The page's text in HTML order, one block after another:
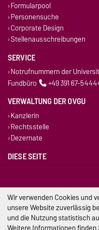
Formularpool
Personensuche
Corporate Design
Stellenausschreibungen
SERVICE
Notrufnummern der
Fundbüro
+49 391 67-
VERWALTUNG DER OVGU
Kanzlerin
Rechtsstelle
Dezernate
DIESE SEITE
Wir verwenden Cookies und
unsere Website zuverlässig
und die Nutzung statistisch